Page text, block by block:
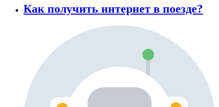
Как получить интернет в поезде?